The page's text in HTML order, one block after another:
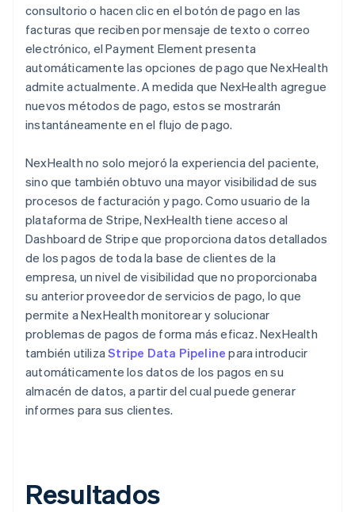
consultorio o hacen clic en el botón de pago en las
facturas que reciben por mensaje de texto o correo
electrónico, el Payment Element presenta
automáticamente las opciones de pago que NexHealth
admite actualmente. A medida que NexHealth agregue
nuevos métodos de pago, estos se mostrarán
instantáneamente en el flujo de pago.
NexHealth no solo mejoró la experiencia del paciente,
sino que también obtuvo una mayor visibilidad de sus
procesos de facturación y pago. Como usuario de la
plataforma de Stripe, NexHealth tiene acceso al
Dashboard de Stripe que proporciona datos detallados
de los pagos de toda la base de clientes de la
empresa, un nivel de visibilidad que no proporcionaba
su anterior proveedor de servicios de pago, lo que
permite a NexHealth monitorear y solucionar
problemas de pagos de forma más eficaz. NexHealth
también utilizaStripe Data Pipeline para introducir
automáticamente los datos de los pagos en su
almacén de datos, a partir del cual puede generar
informes para sus clientes.
Resultados